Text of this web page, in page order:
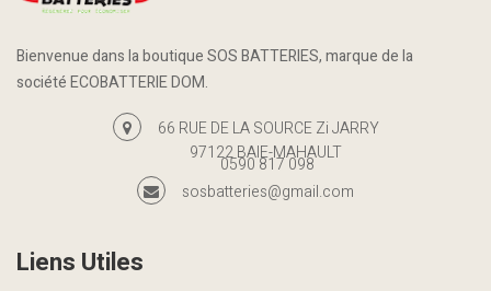
Bienvenue dans la boutique SOS BATTERIES, marque de la
société ECOBATTERIE DOM.
66 RUE DE LA SOURCE Zi JARRY
97122 BAIE-MAHAULT
0590 817 098
sosbatteries@gmail.com
Liens Utiles